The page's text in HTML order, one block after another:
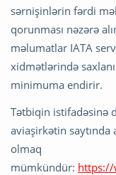
sərnişinlərin fərdi
qorunması nəzərə
məlumatlar IATA
xidmətlərində
minimuma endirir.
Tətbiqin istifadəsinə
aviaşirkətin saytında
olmaq
mümkündür: https://